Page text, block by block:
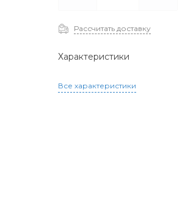
Рассчитать доставку
Характеристики
Все характеристики